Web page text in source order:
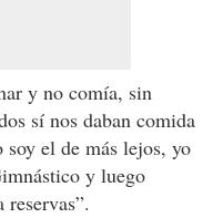
y no comía, sin
sí nos daban comida
el de más lejos, yo
y luego